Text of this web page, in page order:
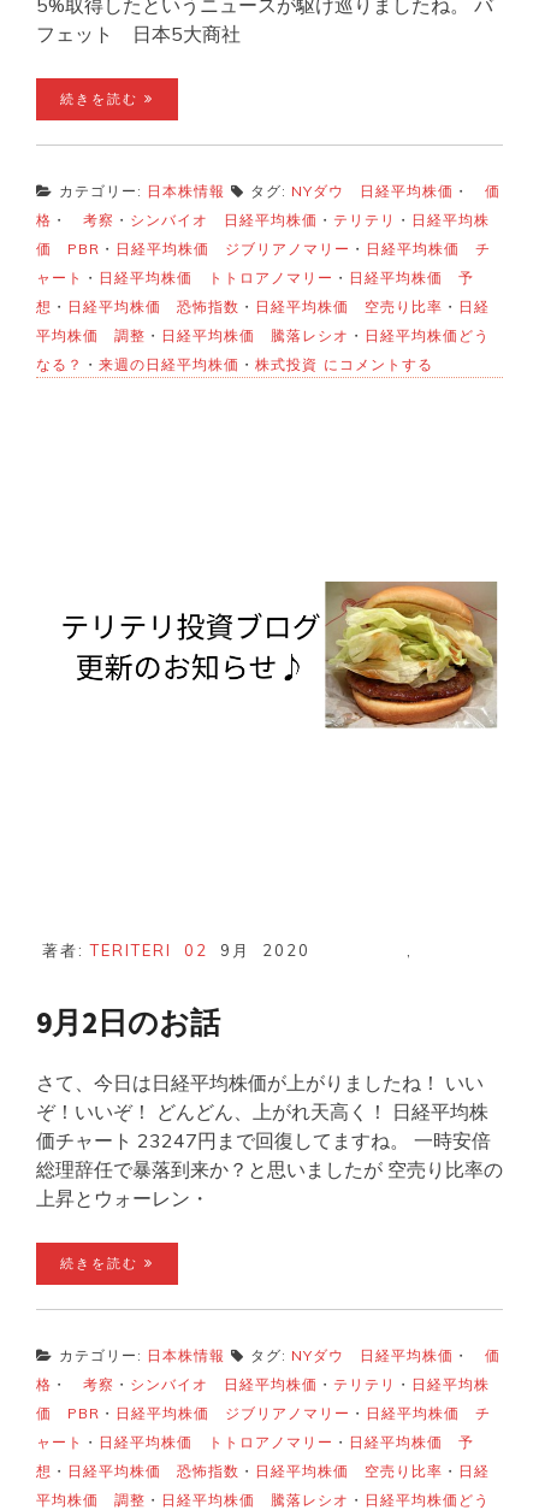
フェット 日本5大商社
続きを読む
カテゴリー: 日本株情報 タグ: NYダウ 日経平均株価 ・
価
格 ・ 考察 ・ シンバイオ 日経平均株価 ・ テリテリ ・ 日経平均株
価 PBR ・ 日経平均株価 ジブリアノマリー ・ 日経平均株価 チ
ャート ・ 日経平均株価 トトロアノマリー ・ 日経平均株価 予
想 ・ 日経平均株価 恐怖指数 ・ 日経平均株価 空売り比率 ・ 日経
平均株価 調整 ・ 日経平均株価 騰落レシオ ・ 日経平均株価どう
なる？ ・ 来週の日経平均株価 ・ 株式投資 日
経
る？
にコメントする
著者:TERITERI 02 9月 2020
9月2日のお話
さて、今日は日経平均株価が上がりましたね！ いい
ぞ！いいぞ！ どんどん、上がれ天高く！ 日経平均株
価チャート 23247円まで回復してますね。 一時安倍
総理辞任で暴落到来か？と思いましたが 空売り比率の
上昇とウォーレン・
続きを読む
カテゴリー: 日本株情報 タグ: NYダウ 日経平均株価 ・
価
格 ・ 考察 ・ シンバイオ 日経平均株価 ・ テリテリ ・ 日経平均株
価 PBR ・ 日経平均株価 ジブリアノマリー ・ 日経平均株価 チ
ャート ・ 日経平均株価 トトロアノマリー ・ 日経平均株価 予
想 ・ 日経平均株価 恐怖指数 ・ 日経平均株価 空売り比率 ・ 日経
平均株価 調整 ・ 日経平均株価 騰落レシオ ・ 日経平均株価どう